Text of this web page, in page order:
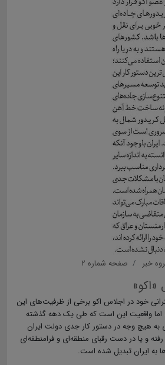
خبر صفحه شماره ۲
خود در اجلاس اکو برخی از ظرفیت‌های این
اما واقعیت این است که طی یک دهه گذشته
به هیچ وجه در دستور کار جدی دولت ایران
و یا در دست رقبای منطقه‌ای و فرامنطقه‌ای
به ایران تبدیل شده است.